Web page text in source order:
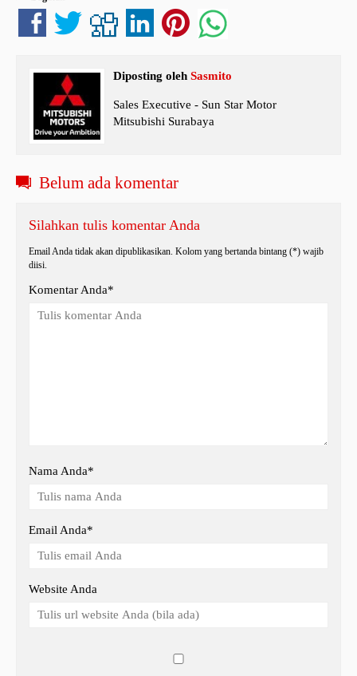
Diposting oleh Sasmito
Sales Executive - Sun Star Motor
Mitsubishi Surabaya
Belum ada komentar
Silahkan tulis komentar Anda
Email Anda tidak akan dipublikasikan. Kolom yang bertanda bintang (*) wajib
diisi.
Komentar Anda*
Nama Anda*
Email Anda*
Website Anda